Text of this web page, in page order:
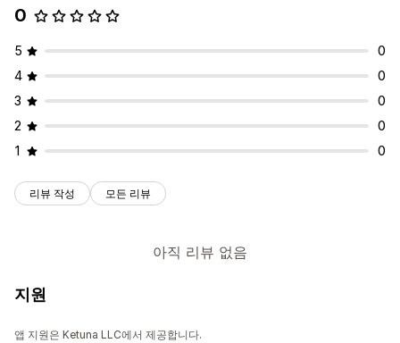
0
5
0
4
0
3
0
2
0
1
0
리뷰 작성 모든 리뷰
아직 리뷰 없음
지원
앱 지원은 Ketuna LLC에서 제공합니다.